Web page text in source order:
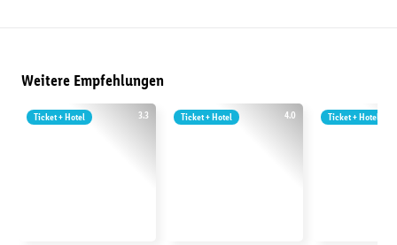
Weitere Empfehlungen
3.3
Ticket + Hotel 4.0
Ticket + Hotel Ticket + Hotel